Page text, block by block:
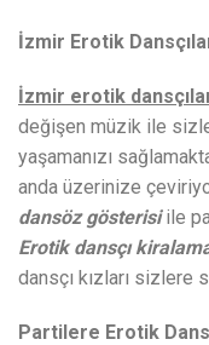
İzmir Erotik
İzmir erotik
değişen müzik ile
yaşamanızı
anda üzerinize
dansöz gösterisiile
Erotik dansçı
dansçı kızları sizlere
Partilere Erotik